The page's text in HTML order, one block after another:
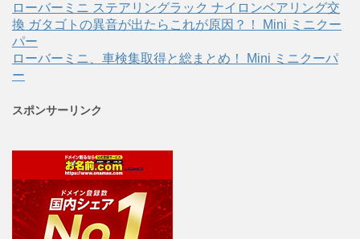
ローバーミニ ステアリングラック ナイロンベアリング交
換 ガタゴトの異音が出たらこれが原因？！ Mini ミニクー
パー
ローバーミニ、車検集取得と総まとめ！ Mini ミニクーパ
ー
スポンサーリンク